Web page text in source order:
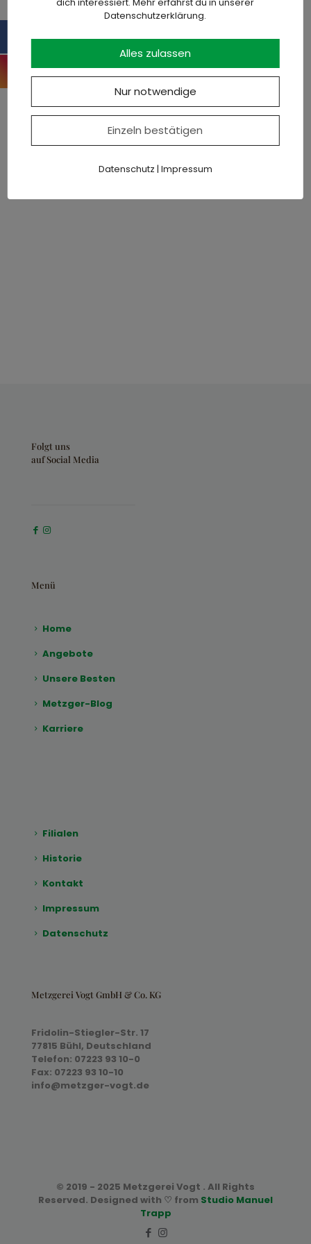
schmeckt darf rein!br>
"Darum haben wir für Euch, diese Brühe
gekocht. In der praktischen Portion in der Dose,
mit viel gutem Rindfleisch und feinem frischem
Gemüse"
Folgt uns
auf Social Media
Menü
Home
Angebote
Unsere Besten
Metzger-Blog
Karriere
Filialen
Historie
Kontakt
Impressum
Datenschutz
Metzgerei Vogt GmbH & Co. KG
Fridolin-Stiegler-Str. 17
77815 Bühl, Deutschland
Telefon: 07223 93 10-0
Fax: 07223 93 10-10
info@metzger-vogt.de
© 2019 - 2025 Metzgerei Vogt . All Rights
Reserved. Designed with ♡ from Studio Manuel
Trapp
Datenschutzerklärung.
Alles zulassen
Nur notwendige
Einzeln bestätigen
Datenschutz | Impressum